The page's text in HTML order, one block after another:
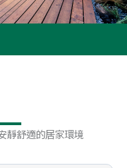
靜舒適的居家環境